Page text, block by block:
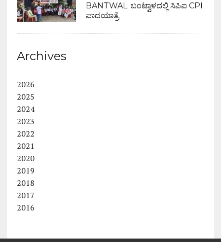
BANTWAL: ಬಂಟ್ವಾಳದಲ್ಲಿ ಸಿಪಿಐ CPI
ಪಾದಯಾತ್ರೆ
Archives
2026
2025
2024
2023
2022
2021
2020
2019
2018
2017
2016